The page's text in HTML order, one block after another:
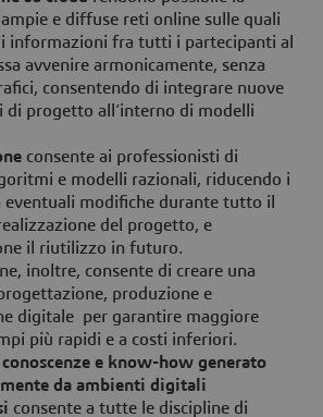
e diffuse reti online sulle quali
informazioni fra tutti i partecipanti al
avvenire armonicamente, senza
consentendo di integrare nuove
di progetto all’interno di modelli
consente ai professionisti di
e modelli razionali, riducendo i
eventuali modifiche durante tutto il
del progetto, e
il riutilizzo in futuro.
inoltre, consente di creare una
produzione e
digitale per garantire maggiore
più rapidi e a costi inferiori.
e know-how generato
da ambienti digitali
consente a tutte le discipline di